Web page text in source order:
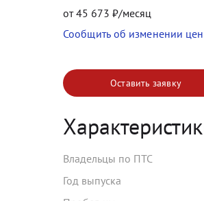
от45 673 ₽/месяц
Сообщить об изменении
Оставить заявку
Владельцы по ПТС
Год выпуска